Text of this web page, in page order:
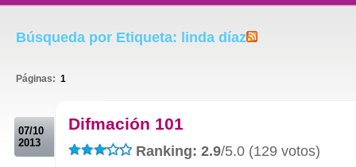
Búsqueda por Etiqueta: linda díaz
Páginas: 1
07/10
2013
Difmación 101
Ranking: 2.9/5.0 (129 votos)